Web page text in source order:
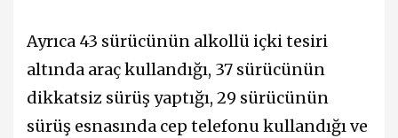
Ayrıca 43 sürücünün alkollü içki tesiri
altında araç kullandığı, 37 sürücünün
dikkatsiz sürüş yaptığı, 29 sürücünün
sürüş esnasında cep telefonu kullandığı ve